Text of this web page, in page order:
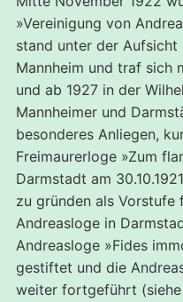
»Vereinigung von
stand unter der Aufsicht
Mannheim und traf sich
und ab 1927 in der
Mannheimer und
besonderes Anliegen,
Freimaurerloge »Zum
Darmstadt am
zu gründen als
Andreasloge in
Andreasloge »Fides
gestiftet und die
weiter fortgeführt (siehe